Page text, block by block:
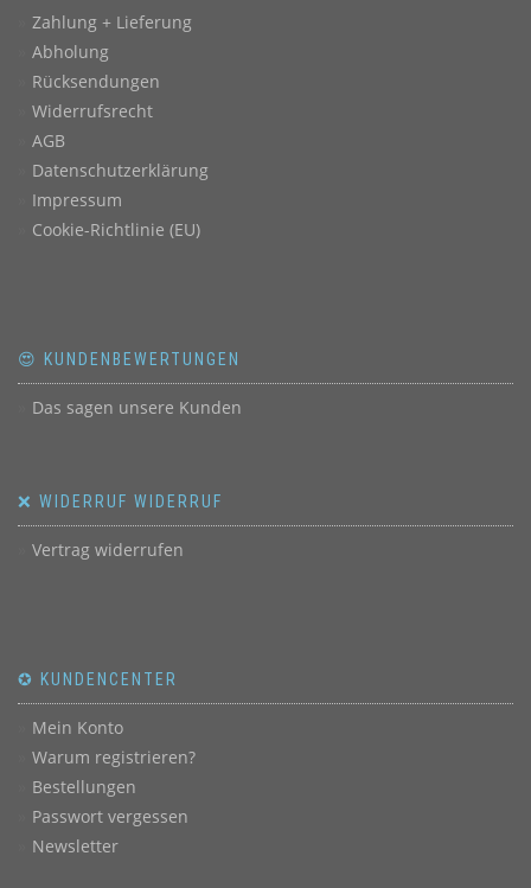
Zahlung + Lieferung
Abholung
Rücksendungen
Widerrufsrecht
AGB
Datenschutzerklärung
Impressum
Cookie-Richtlinie (EU)
😍 KUNDENBEWERTUNGEN
Das sagen unsere Kunden
❌ WIDERRUF WIDERRUF
Vertrag widerrufen
✪ KUNDENCENTER
Mein Konto
Warum registrieren?
Bestellungen
Passwort vergessen
Newsletter